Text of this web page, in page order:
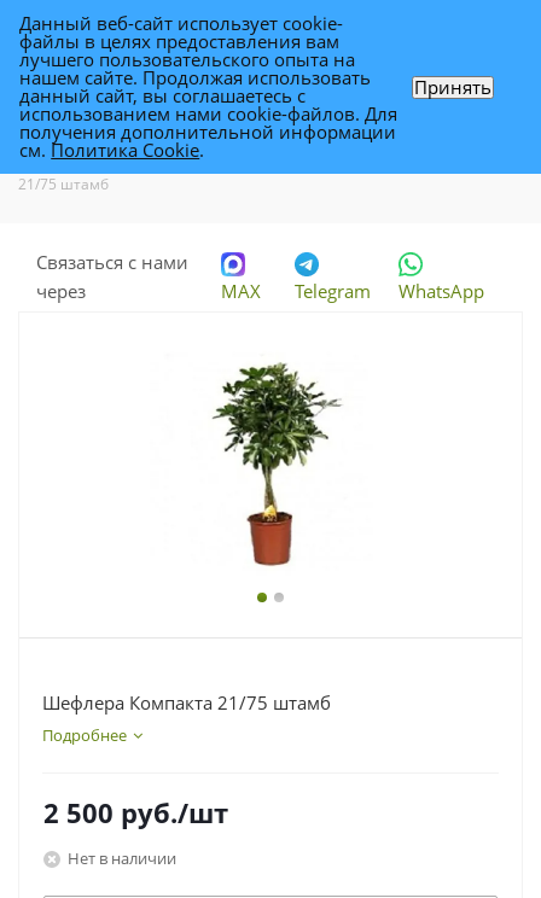
Шефлера Компакта 21/75 штамб
Каталог - Растения - Комнатные растения
21/75 штамб
Связаться с нами
через
MAX Telegram WhatsApp
Шефлера Компакта 21/75 штамб
Подробнее
2 500 руб./шт
Нет в наличии
Данный веб-сайт использует cookie-
файлы в целях предоставления вам
лучшего пользовательского опыта на
нашем сайте. Продолжая использовать
данный сайт, вы соглашаетесь с
использованием нами cookie-файлов. Для
получения дополнительной информации
см. Политика Cookie.
Принять